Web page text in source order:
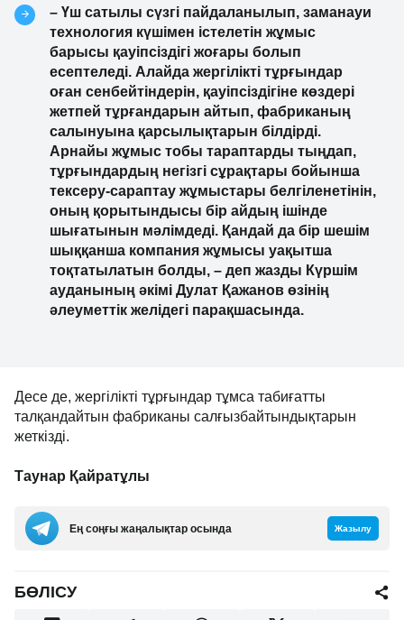
– Үш сатылы сүзгі пайдаланылып, заманауи
технология күшімен істелетін жұмыс
барысы қауіпсіздігі жоғары болып
есептеледі. Алайда жергілікті тұрғындар
оған сенбейтіндерін, қауіпсіздігіне көздері
жетпей тұрғандарын айтып, фабриканың
салынуына қарсылықтарын білдірді.
Арнайы жұмыс тобы тараптарды тыңдап,
тұрғындардың негізгі сұрақтары бойынша
тексеру-сараптау жұмыстары белгіленетінін,
оның қорытындысы бір айдың ішінде
шығатынын мәлімдеді. Қандай да бір шешім
шыққанша компания жұмысы уақытша
тоқтатылатын болды, – деп жазды Күршім
ауданының әкімі Дулат Қажанов өзінің
әлеуметтік желідегі парақшасында.
Десе де, жергілікті тұрғындар тұмса табиғатты
талқандайтын фабриканы салғызбайтындықтарын
жеткізді.
Таунар Қайратұлы
Ең соңғы жаңалықтар осында Жазылу
БӨЛІСУ